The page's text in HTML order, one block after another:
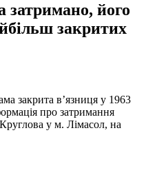
затримано, його
закритих
закрита в’язниця у 1963
про затримання
у м. Лімасол, на